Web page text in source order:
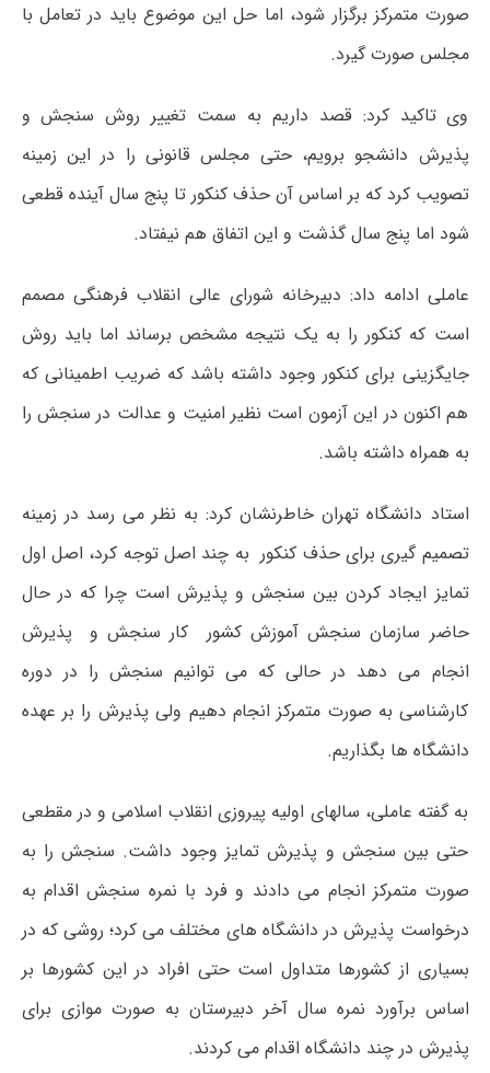
صورت متمرکز برگزار شود، اما حل این موضوع باید در تعامل با
مجلس صورت گیرد.
وی تاکید کرد: قصد داریم به سمت تغییر روش سنجش و
پذیرش دانشجو برویم، حتی مجلس قانونی را در این زمینه
تصویب کرد که بر اساس آن حذف کنکور تا پنج سال آینده قطعی
شود اما پنج سال گذشت و این اتفاق هم نیفتاد.
عاملی ادامه داد: دبیرخانه شورای عالی انقلاب فرهنگی مصمم
است که کنکور را به یک نتیجه مشخص برساند اما باید روش
جایگزینی برای کنکور وجود داشته باشد که ضریب اطمینانی که
هم اکنون در این آزمون است نظیر امنیت و عدالت در سنجش را
به همراه داشته باشد.
استاد دانشگاه تهران خاطرنشان کرد: به نظر می رسد در زمینه
تصمیم گیری برای حذف کنکور به چند اصل توجه کرد، اصل اول
تمایز ایجاد کردن بین سنجش و پذیرش است چرا که در حال
حاضر سازمان سنجش آموزش کشور کار سنجش و پذیرش
انجام می دهد در حالی که می توانیم سنجش را در دوره
کارشناسی به صورت متمرکز انجام دهیم ولی پذیرش را بر عهده
دانشگاه ها بگذاریم.
به گفته عاملی، سالهای اولیه پیروزی انقلاب اسلامی و در مقطعی
حتی بین سنجش و پذیرش تمایز وجود داشت. سنجش را به
صورت متمرکز انجام می دادند و فرد با نمره سنجش اقدام به
درخواست پذیرش در دانشگاه های مختلف می کرد؛ روشی که در
بسیاری از کشورها متداول است حتی افراد در این کشورها بر
اساس برآورد نمره سال آخر دبیرستان به صورت موازی برای
پذیرش در چند دانشگاه اقدام می کردند.